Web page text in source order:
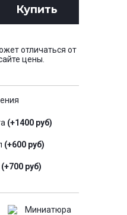
Купить
отличаться от
цены.
(+1400 руб)
(+600 руб)
(+700 руб)